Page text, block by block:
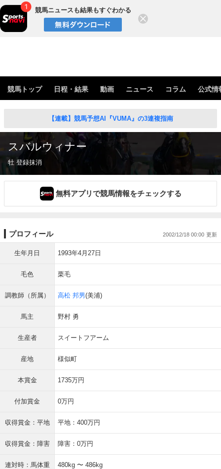
競馬ニュースも結果もすぐわかる
競馬トップ 日程・結果 動画 ニュース コラム 公式情
【連載】競馬予想AI『VUMA』の3連複指南
スバルウィナー
牡 登録抹消
無料アプリで競馬情報をチェックする
プロフィール 2002/12/18 00:00
生年月日 1993年4月27日
毛色 栗毛
調教師（所属） 高松 邦男(美浦)
馬主 野村 勇
生産者 スイートフアーム
産地 様似町
本賞金 1735万円
付加賞金 0万円
収得賞金：平地 平地：400万円
収得賞金：障害 障害：0万円
連対時：馬体重 480kg 〜 486kg